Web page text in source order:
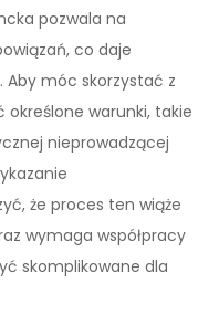
pozwala na
co daje
Aby móc skorzystać z
warunki, takie
nieprowadzącej
że proces ten wiąże
wymaga współpracy
skomplikowane dla